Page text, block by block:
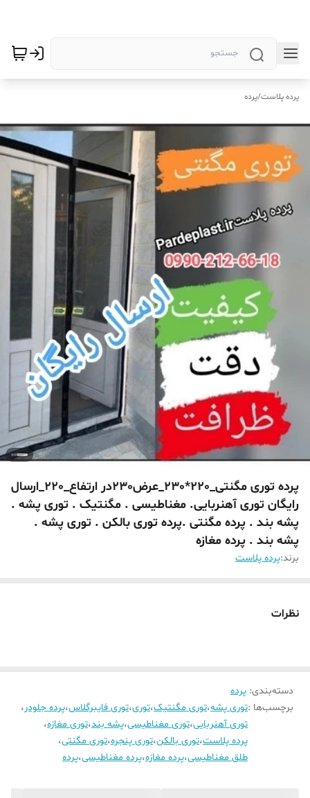
پرده پلاست/پرده
پرده توری مگنتی_220*230_عرض230در ارتفاع_220_ارسال
رایگان توری آهنربایی. مغناطیسی . مگنتیک . توری پشه .
پشه بند . پرده مگنتی .پرده توری بالکن . توری پشه .
پشه بند . پرده مغازه
برند:پرده پلاست
نظرات
دسته‌بندی: پرده
برچسب‌ها :توری پشه،توری مگنتیک،توری،توری فایبرگلاس،پرده جلودر ،
توری آهنربایی،توری مغناطیسی،پشه بند،توری مغازه،
پرده پلاست،توری بالکن،توری پنجره،توری مگنتی،
طلق مغناطیسی،پرده مغازه،پرده مغناطیسی،پرده